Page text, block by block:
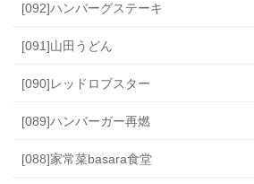
[092]ハンバーグステーキ
[091]山田うどん
[090]レッドロブスター
[089]ハンバーガー再燃
[088]家常菜basara食堂